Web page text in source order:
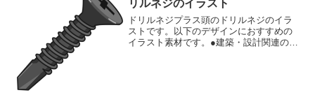
リルネジのイラスト
ドリルネジプラス頭のドリルネジのイラ
ストです。以下のデザインにおすすめの
イラスト素材です。●建築・設計関連の技